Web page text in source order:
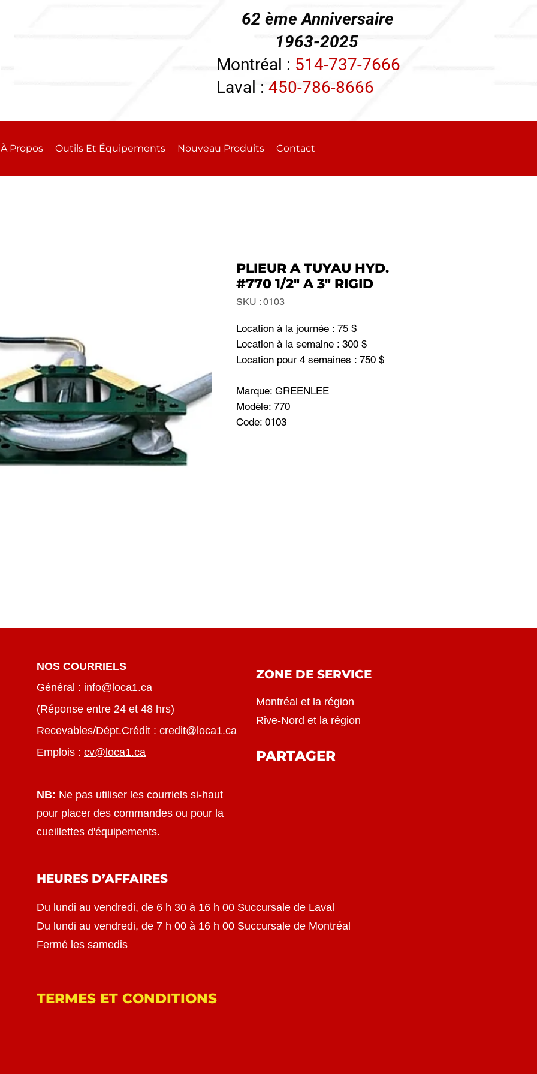
62 ème Anniversaire
1963-2025
Montréal : 514-737-7666
Laval : 450-786-8666
À Propos Outils Et Équipements Nouveau Produits Contact
PLIEUR A TUYAU HYD.
#770 1/2" A 3" RIGID
SKU : 0103
Location à la journée : 75 $
Location à la semaine : 300 $
Location pour 4 semaines : 750 $
Marque: GREENLEE
Modèle: 770
Code: 0103
NOS COURRIELS
Général : info@loca1.ca
(Réponse entre 24 et 48 hrs)
Recevables/Dépt.Crédit : credit@loca1.ca
Emplois : cv@loca1.ca
NB: Ne pas utiliser les courriels si-haut
pour placer des commandes ou pour la
cueillettes d'équipements.
HEURES D’AFFAIRES
Du lundi au vendredi, de 6 h 30 à 16 h 00 Succursale de Laval
Du lundi au vendredi, de 7 h 00 à 16 h 00 Succursale de Montréal
Fermé les samedis
TERMES ET CONDITIONS
ZONE DE SERVICE
Montréal et la région
Rive-Nord et la région
PARTAGER